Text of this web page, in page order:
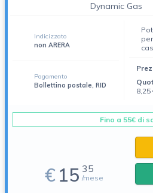
Dynamic Gas
Indicizzato
non ARERA
Pagamento
Bollettino postale, RID
Fino a 55€ di
€15 35
/mese